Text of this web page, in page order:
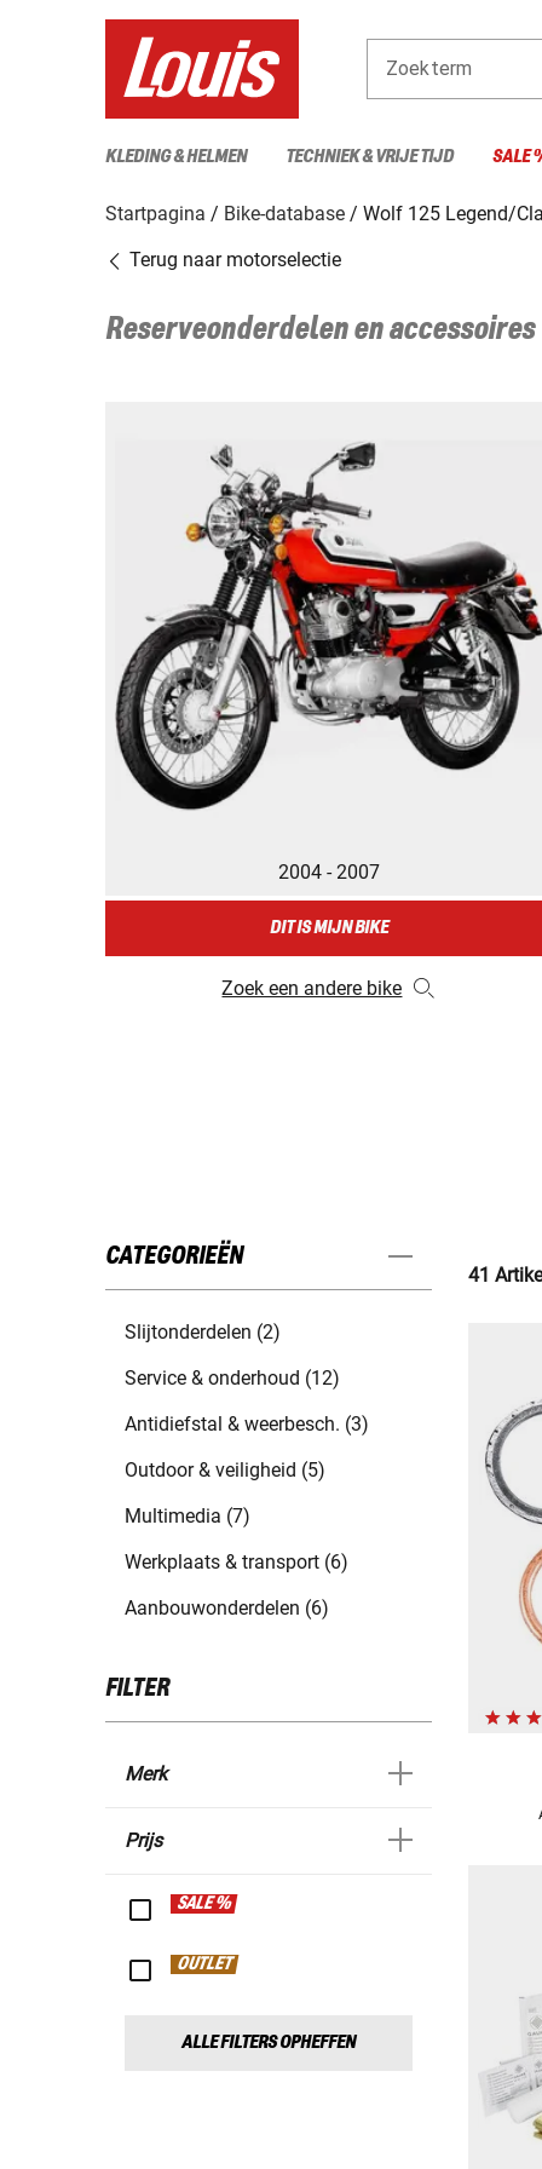
Zoekterm
KLEDING & HELMEN TECHNIEK & VRIJE TIJD SALE
Startpagina Bike-database
Wolf 125 Legend/
Terug naar motorselectie
Reserveonderdelen en
2004 - 2007
DIT IS MIJN BIKE
Zoek een andere bike
CATEGORIEËN
Slijtonderdelen (2)
Service & onderhoud (12)
Antidiefstal & weerbesch. (3)
Outdoor & veiligheid (5)
Multimedia (7)
Werkplaats & transport (6)
Aanbouwonderdelen (6)
FILTER
Merk
Prijs
SALE %
OUTLET
ALLE FILTERS OPHEFFEN
41